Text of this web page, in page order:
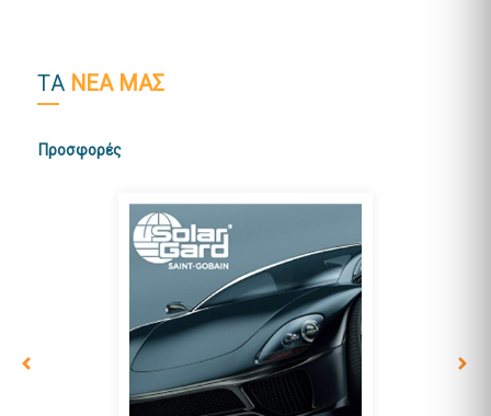
TΑ ΝΕΑ ΜΑΣ
Προσφορές